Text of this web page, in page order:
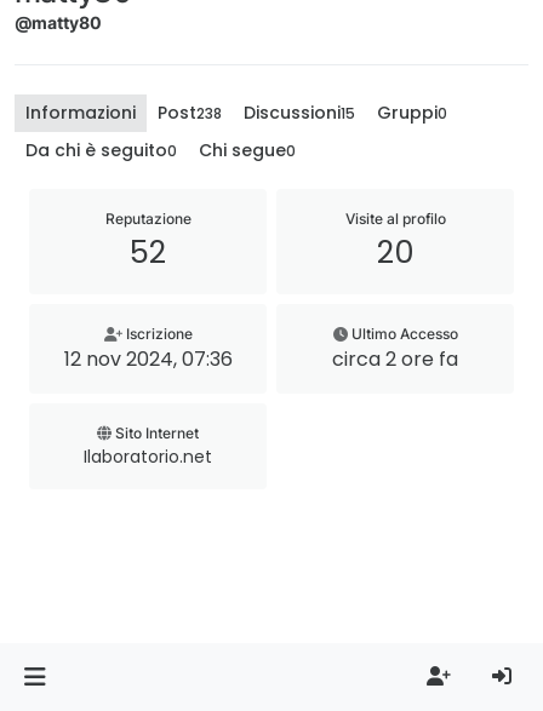
@matty80
Informazioni Post238 Discussioni15 Gruppi0
Da chi è seguito0 Chi segue0
Reputazione
52
Visite al profilo
20
Iscrizione
12 nov 2024, 07:36
Ultimo Accesso
circa 2 ore fa
Sito Internet
Ilaboratorio.net